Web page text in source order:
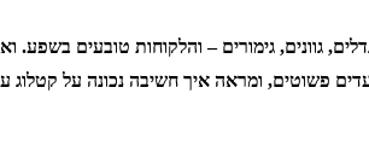
גוונים, גימורים – והלקוחות טובעים
פשוטים, ומראה איך חשיבה נכונה על קטלוג